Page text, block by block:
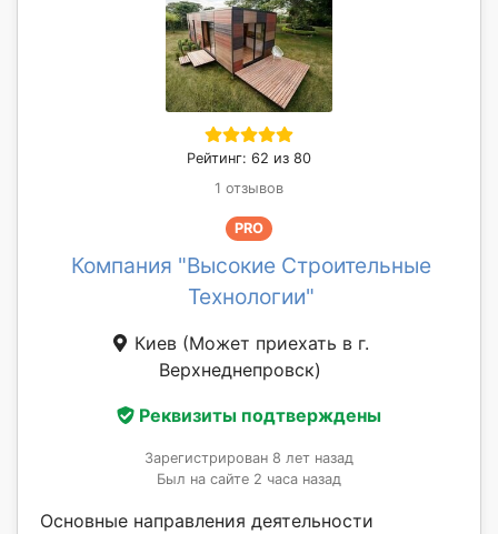
Рейтинг: 62 из 80
1 отзывов
PRO
Компания "Высокие Строительные
Технологии"
Киев (Может приехать в г.
Верхнеднепровск)
Реквизиты подтверждены
Зарегистрирован 8 лет назад
Был на сайте 2 часа назад
Основные направления деятельности